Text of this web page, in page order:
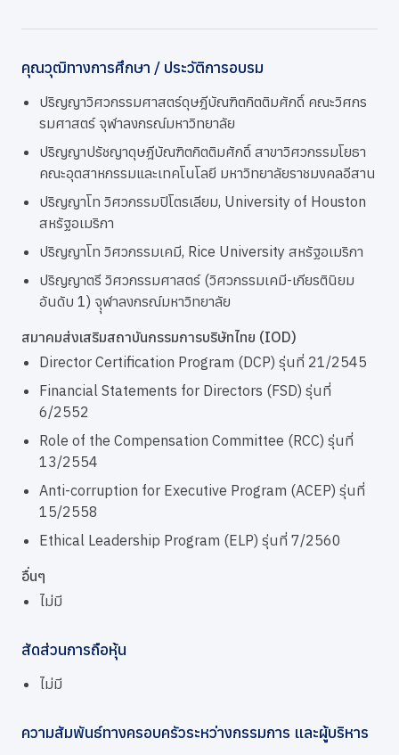
คุณวุฒิทางการศึกษา / ประวัติการอบรม
ปริญญาวิศวกรรมศาสตร์ดุษฎีบัณฑิตกิตติมศักดิ์ คณะวิศกร
รมศาสตร์ จุฬาลงกรณ์มหาวิทยาลัย
ปริญญาปรัชญาดุษฎีบัณฑิตกิตติมศักดิ์ สาขาวิศวกรรมโยธา
คณะอุตสาหกรรมและเทคโนโลยี มหาวิทยาลัยราชมงคลอีสาน
ปริญญาโท วิศวกรรมปิโตรเลียม, University of Houston
สหรัฐอเมริกา
ปริญญาโท วิศวกรรมเคมี, Rice University สหรัฐอเมริกา
ปริญญาตรี วิศวกรรมศาสตร์ (วิศวกรรมเคมี-เกียรตินิยม
อันดับ 1) จุุฬาลงกรณ์มหาวิทยาลัย
สมาคมส่งเสริมสถาบันกรรมการบริษัทไทย (IOD)
Director Certification Program (DCP) รุ่นที่ 21/2545
Financial Statements for Directors (FSD) รุ่นที่
6/2552
Role of the Compensation Committee (RCC) รุ่นที่
13/2554
Anti-corruption for Executive Program (ACEP) รุ่นที่
15/2558
Ethical Leadership Program (ELP) รุ่นที่ 7/2560
อื่นๆ
ไม่มี
สัดส่วนการถือหุ้น
ไม่มี
ความสัมพันธ์ทางครอบครัวระหว่างกรรมการ และผู้บริหาร